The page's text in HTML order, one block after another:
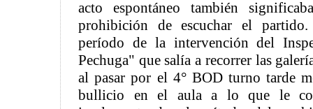
acto espontáneo también
prohibición de escuchar el
período de la intervención del
Pechuga" que salía a recorrer las
al pasar por el 4° BOD turno tarde
bullicio en el aula a lo que le